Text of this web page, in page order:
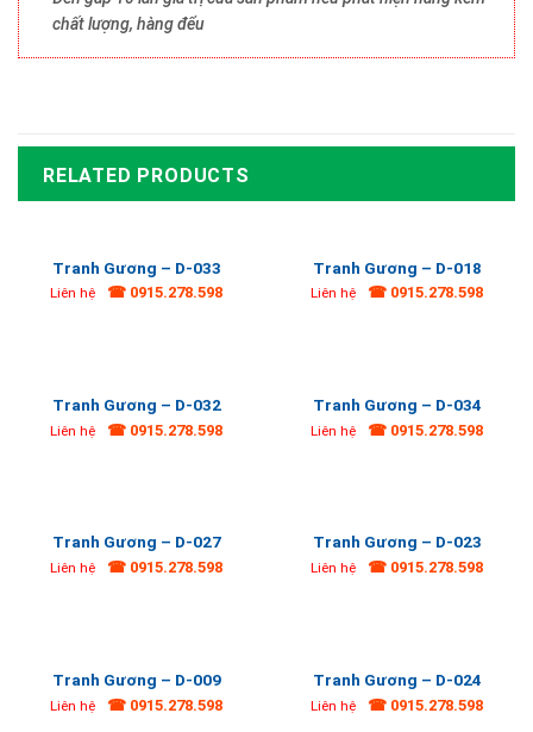
chất lượng, hàng đểu
RELATED PRODUCTS
Tranh Gương – D-033
Liên hệ ☎ 0915.278.598
Tranh Gương – D-018
Liên hệ ☎ 0915.278.598
Tranh Gương – D-032
Liên hệ ☎ 0915.278.598
Tranh Gương – D-034
Liên hệ ☎ 0915.278.598
Tranh Gương – D-027
Liên hệ ☎ 0915.278.598
Tranh Gương – D-023
Liên hệ ☎ 0915.278.598
Tranh Gương – D-009
Liên hệ ☎ 0915.278.598
Tranh Gương – D-024
Liên hệ ☎ 0915.278.598